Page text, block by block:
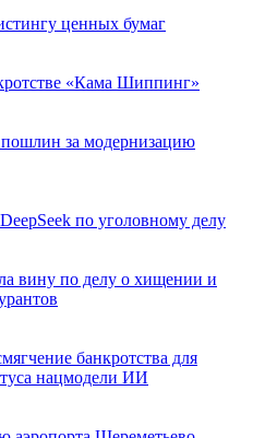
ценных бумаг
«Кама Шиппинг»
за модернизацию
по уголовному делу
вину по делу о хищении и
банкротства для
нацмодели ИИ